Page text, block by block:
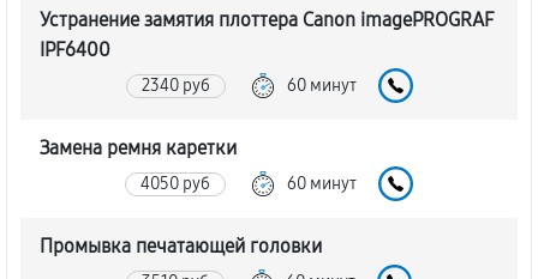
Устранение замятия плоттера Canon imagePROGRAF
IPF6400
2340 руб 60 минут
Замена ремня каретки
4050 руб 60 минут
Промывка печатающей головки